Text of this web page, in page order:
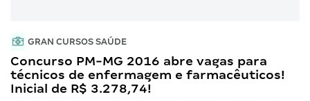
GRAN CURSOS SAÚDE
Concurso PM-MG 2016 abre vagas para
técnicos de enfermagem e farmacêuticos!
Inicial de R$ 3.278,74!